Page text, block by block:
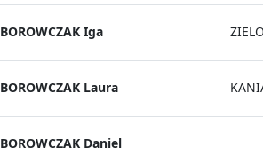
BOROWCZAK Iga
BOROWCZAK Laura
BOROWCZAK Daniel